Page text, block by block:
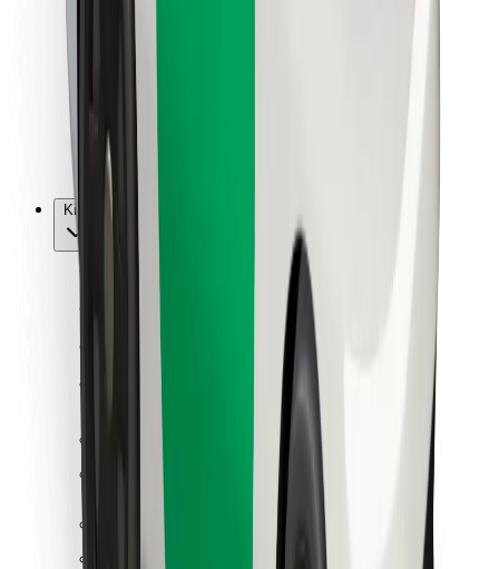
Automobilių nuomos įmonių savininkams
Restoranams
„Bolt for Business“
Kita
Automobilis atvyks per kelias minutes!
Atsisiųsti programėlę „Bolt“
Raskite savo mėgstamą maistą!
Atsisiųsti programėlę „Bolt Food“